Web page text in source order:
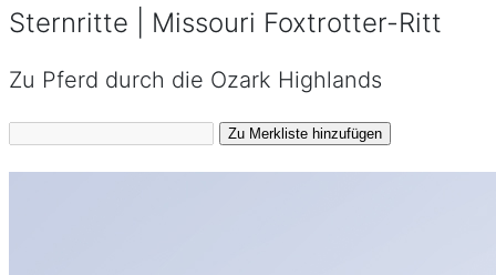
Sternritte | Missouri Foxtrotter-Ritt
Zu Pferd durch die Ozark Highlands